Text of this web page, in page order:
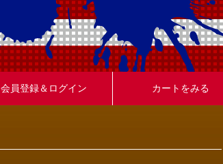
会員登録＆ログイン カートをみる